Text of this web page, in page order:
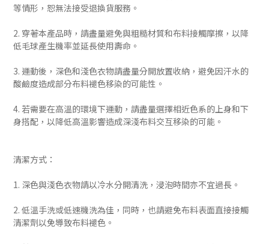
等情形，恕無法接受退換貨服務。
2. 穿著本產品時，請盡量避免與粗糙材質和布料接觸摩擦，以降
低毛球產生機率並延長使用壽命。
3. 運動後，深色和淺色衣物請盡量分開放置收納，避免因汗水的
酸鹼度造成部分布料褪色移染的可能性。
4. 若需要在高溫的環境下運動，請盡量選擇相近色系的上身和下
身搭配，以降低高溫影響造成深淺布料交互移染的可能。
清潔方式：
1. 深色與淺色衣物請以冷水分開清洗，浸泡時間亦不宜過長。
2. 低溫手洗或低速機洗為佳，同時，也請避免布料表面直接接觸
清潔劑以免導致布料褪色。